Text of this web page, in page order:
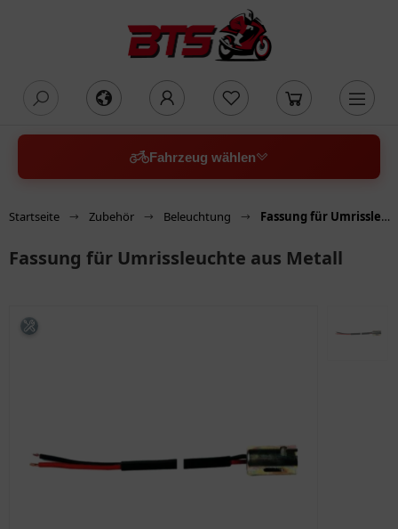
Fahrzeug wählen
Startseite Zubehör Beleuchtung Fassung für Umrissleuchte aus Metall
Fassung für Umrissleuchte aus Metall